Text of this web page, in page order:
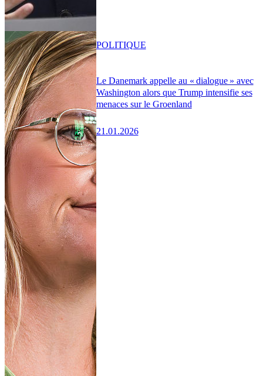
Le Danemark appelle au « dialogue » avec
Washington alors que Trump intensifie ses
menaces sur le Groenland
21.01.2026
POLITIQUE